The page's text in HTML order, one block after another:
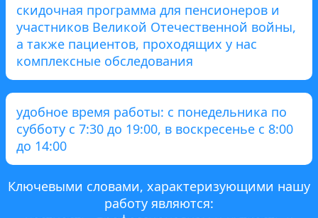
скидочная программа для пенсионеров и
участников Великой Отечественной войны,
а также пациентов, проходящих у нас
комплексные обследования
удобное время работы: с понедельника по
субботу с 7:30 до 19:00, в воскресенье с 8:00
до 14:00
Ключевыми словами, характеризующими нашу
работу являются: